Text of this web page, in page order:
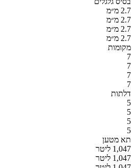
2.7 מ״מ
2.7 מ״מ
2.7 מ״מ
2.7 מ״מ
מקומות
7
7
7
7
דלתות
5
5
5
5
תא מטען
1,047 ליטר
1,047 ליטר